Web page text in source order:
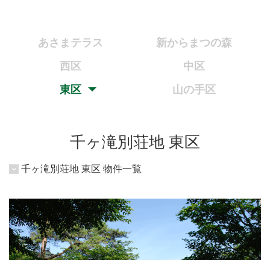
あさまテラス
新からまつの森
西区
中区
東区
山の手区
千ヶ滝別荘地 東区
千ヶ滝別荘地 東区 物件一覧